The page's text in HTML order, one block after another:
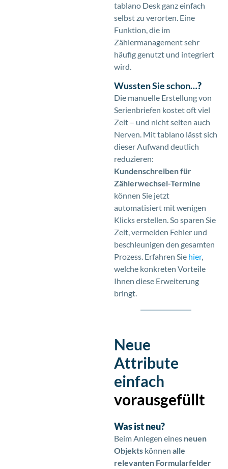
tablano Desk ganz einfach
selbst zu verorten. Eine
Funktion, die im
Zählermanagement sehr
häufig genutzt und integriert
wird.
Wussten Sie schon…?
Die manuelle Erstellung von
Serienbriefen kostet oft viel
Zeit – und nicht selten auch
Nerven. Mit tablano lässt sich
dieser Aufwand deutlich
reduzieren:
Kundenschreiben für
Zählerwechsel-Termine
können Sie jetzt
automatisiert mit wenigen
Klicks erstellen. So sparen Sie
Zeit, vermeiden Fehler und
beschleunigen den gesamten
Prozess. Erfahren Sie hier,
welche konkreten Vorteile
Ihnen diese Erweiterung
bringt.
Neue
Attribute
einfach
vorausgefüllt
Was ist neu?
Beim Anlegen eines neuen
Objekts können alle
relevanten Formularfelder